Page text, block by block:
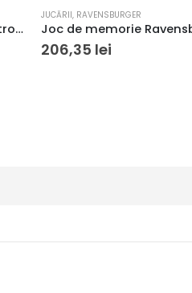
Set de constructie Mega Paw Patrol Marshall Super Camion de Pompieri 33 piese si 2 figurine 3+ ani
JUCĂRII, RAVENSBURGER
206,35 lei